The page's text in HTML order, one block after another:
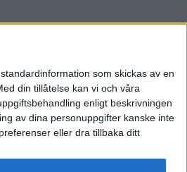
som skickas av en
din tillåtelse kan vi och våra
enligt beskrivningen
av dina personuppgifter kanske inte
eller dra tillbaka ditt